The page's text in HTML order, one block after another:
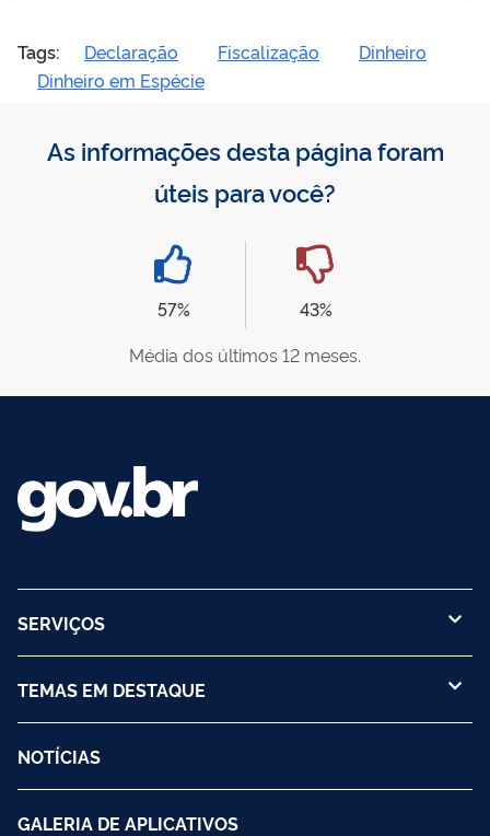
Tags: Declaração Fiscalização
Dinheiro
Dinheiro em Espécie
As informações desta página foram
úteis para você?
57%
43%
Média dos últimos 12 meses.
SERVIÇOS
TEMAS EM DESTAQUE
NOTÍCIAS
GALERIA DE APLICATIVOS